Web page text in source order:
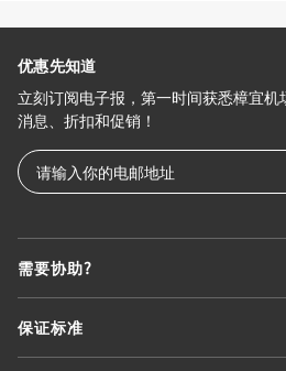
需要协助?
保证标准
优惠先知道
立刻订阅电子报，第一时间获悉樟宜
消息、折扣和促销！